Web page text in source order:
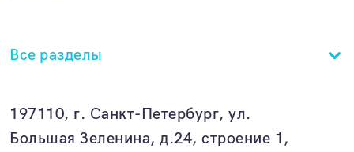
Все разделы
197110, г. Санкт-Петербург, ул.
Большая Зеленина, д.24, строение 1,